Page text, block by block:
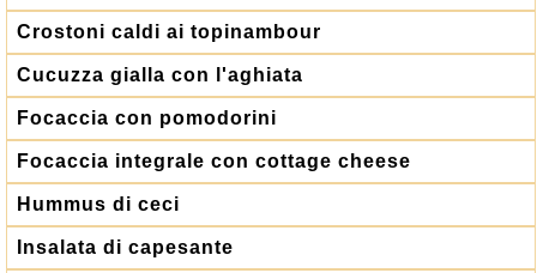
Crostoni caldi ai topinambour
Cucuzza gialla con l'aghiata
Focaccia con pomodorini
Focaccia integrale con cottage cheese
Hummus di ceci
Insalata di capesante